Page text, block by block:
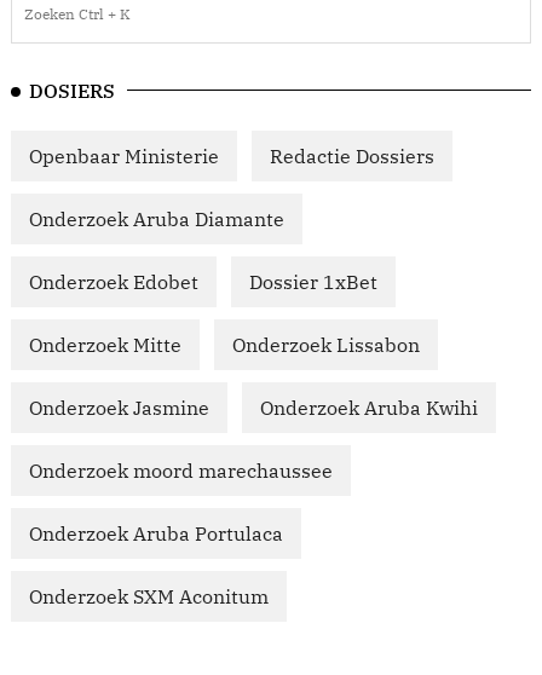
DOSIERS
Openbaar Ministerie Redactie Dossiers
Onderzoek Aruba Diamante
Onderzoek Edobet Dossier 1xBet
Onderzoek Mitte Onderzoek Lissabon
Onderzoek Jasmine Onderzoek Aruba Kwihi
Onderzoek moord marechaussee
Onderzoek Aruba Portulaca
Onderzoek SXM Aconitum